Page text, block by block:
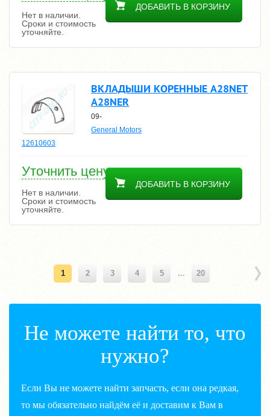
ДОБАВИТЬ В КОРЗИНУ
Нет в наличии.
Сроки и стоимость
уточняйте.
ВКЛАДЫШИ КОРЕННЫЕ A28NET
A28NER
09-
General Motors
12610603
Уточнить цену
ДОБАВИТЬ В КОРЗИНУ
Нет в наличии.
Сроки и стоимость
уточняйте.
1 2 3 4 5 ... 20
Не можете найти то, что
нужно?
Если Вы не можете найти запчасть, если она редкая,
то мы обязательно найдём её и доставим к Вам в